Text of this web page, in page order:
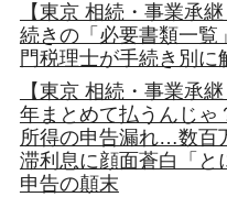
【東京 相続・事業承
続きの「必要書類一
門税理士が手続き別に
【東京 相続・事業承
年まとめて払うんじゃ
所得の申告漏れ…数百
滞利息に顔面蒼白「と
申告の顛末